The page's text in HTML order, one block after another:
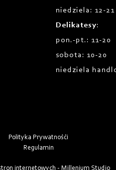
niedziela: 12-21
Delikatesy:
pon.-pt.: 11-20
sobota: 10-20
niedziela
Polityka Prywatnośći
Regulamin
internetowych - Millenium Studio